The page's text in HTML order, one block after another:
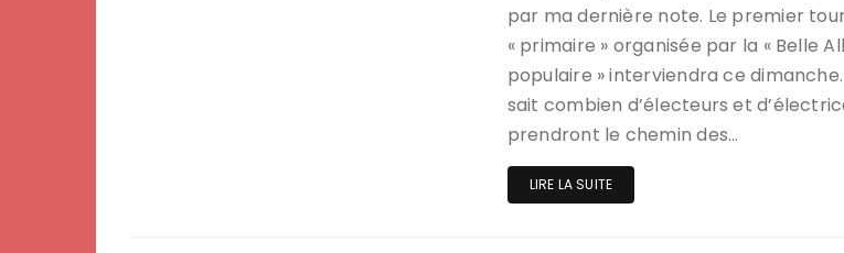
par ma dernière note. Le premier
« primaire » organisée par la « Belle
populaire » interviendra ce dimanche.
sait combien d’électeurs et
prendront le chemin des…
LIRE LA SUITE